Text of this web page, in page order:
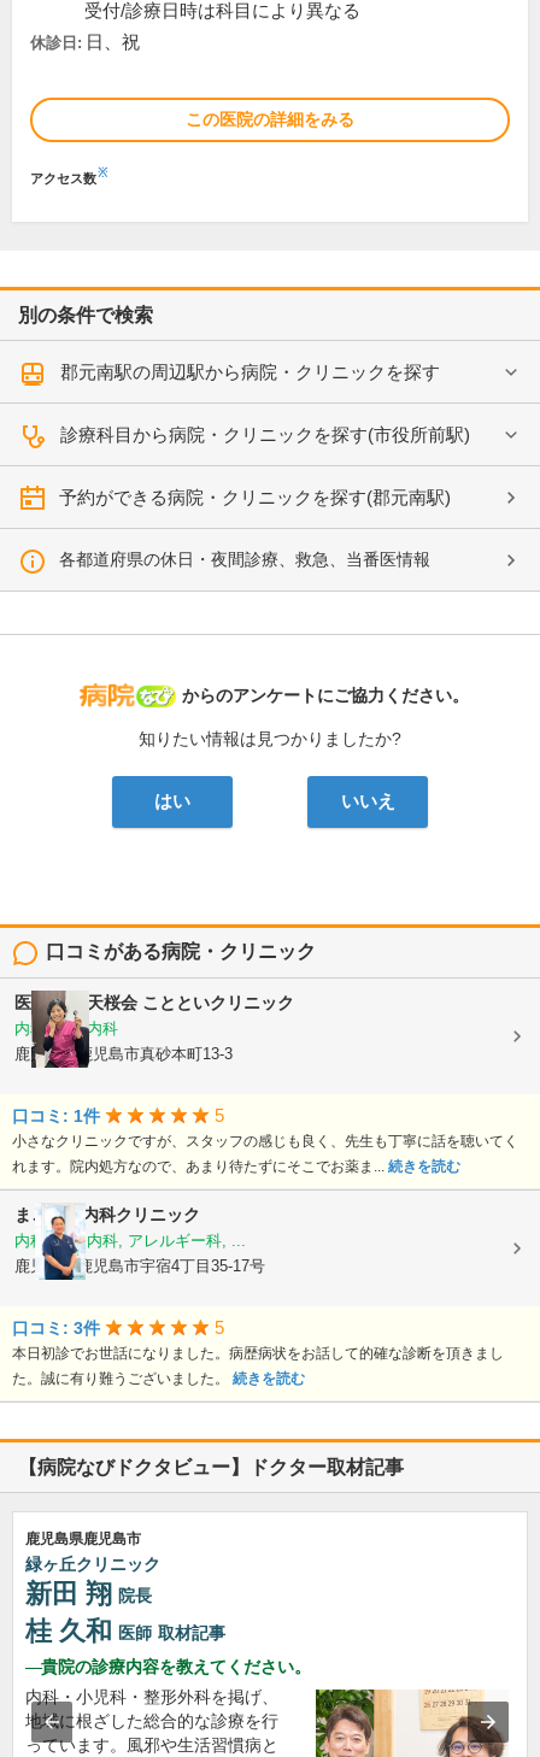
受付/診療日時は科目により異なる
休診日: 日、祝
この医院の詳細をみる
アクセス数※
別の条件で検索
郡元南駅の周辺駅から病院・クリニックを探す
診療科目から病院・クリニックを探す(市役所前駅)
予約ができる病院・クリニックを探す(郡元南駅)
各都道府県の休日・夜間診療、救急、当番医情報
病院なび
からのアンケートにご協力ください。
知りたい情報は見つかりましたか?
はい いいえ
口コミがある病院・クリニック
医療法人 天桜会 ことといクリニック
内科, 血液内科
鹿児島県鹿児島市真砂本町13-3
口コミ: 1件 5
小さなクリニックですが、スタッフの感じも良く、先生も丁寧に話を聴いてく
れます。院内処方なので、あまり待たずにそこでお薬ま... 続きを読む
まごころ内科クリニック
内科, 神経内科, アレルギー科, ...
鹿児島県鹿児島市宇宿4丁目35-17号
口コミ: 3件 5
本日初診でお世話になりました。病歴病状をお話して的確な診断を頂きまし
た。誠に有り難うございました。 続きを読む
【病院なびドクタビュー】ドクター取材記事
鹿児島県鹿児島市
緑ヶ丘クリニック
新田 翔 院長
桂 久和 医師 取材記事
貴院の診療内容を教えてください。
内科・小児科・整形外科を掲げ、
地域に根ざした総合的な診療を行
っています。風邪や生活習慣病と